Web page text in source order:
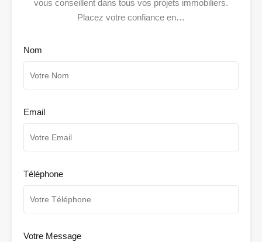
vous conseillent dans tous vos projets immobiliers.
Placez votre confiance en…
Nom
Email
Téléphone
Votre Message